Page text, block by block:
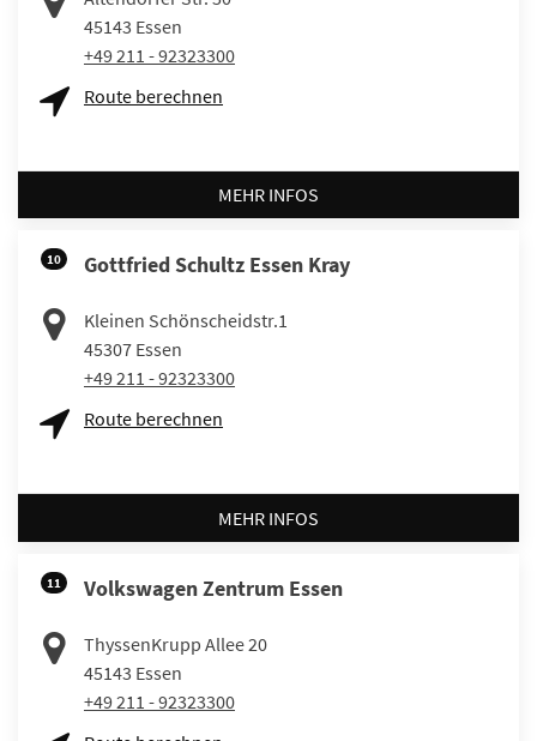
45143 Essen
+49 211 - 92323300
Route berechnen
MEHR INFOS
10 Gottfried Schultz Essen Kray
Kleinen Schönscheidstr.1
45307 Essen
+49 211 - 92323300
Route berechnen
MEHR INFOS
11 Volkswagen Zentrum Essen
ThyssenKrupp Allee 20
45143 Essen
+49 211 - 92323300